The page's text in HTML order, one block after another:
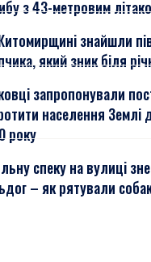
з 43-метровим
знайшли
який зник біля
запропонували
населення
року
спеку на вулиці
– як рятували